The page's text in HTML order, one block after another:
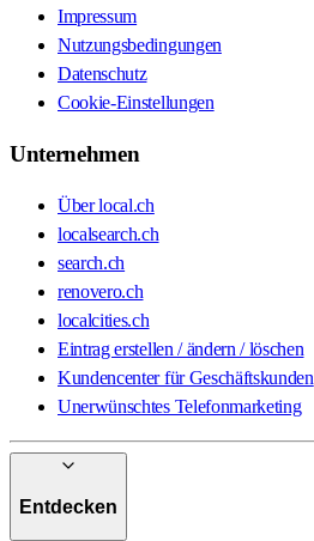
Impressum
Nutzungsbedingungen
Datenschutz
Cookie-Einstellungen
Unternehmen
Über local.ch
localsearch.ch
search.ch
renovero.ch
localcities.ch
Eintrag erstellen / ändern / löschen
Kundencenter für Geschäftskunden
Unerwünschtes Telefonmarketing
Entdecken